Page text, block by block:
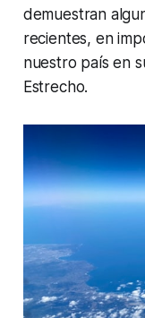
demuestran
recientes, en
nuestro país en
Estrecho.